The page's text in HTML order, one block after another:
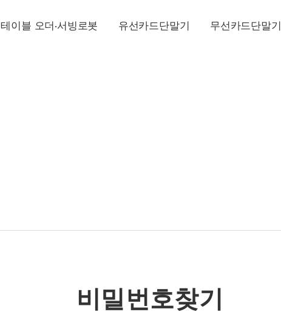
테이블 오더·서빙로봇 유선카드단말기 무선카드단말기
비밀번호찾기